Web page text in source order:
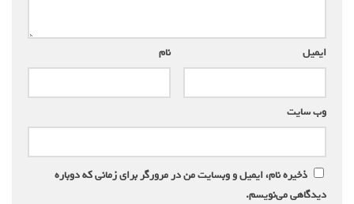
نام ایمیل
وب‌ سایت
ذخیره نام، ایمیل و وبسایت من در مرورگر برای زمانی که دوباره
دیدگاهی می‌نویسم.